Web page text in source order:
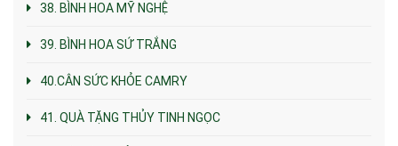
38. BÌNH HOA MỸ NGHỆ
39. BÌNH HOA SỨ TRẮNG
40.CÂN SỨC KHỎE CAMRY
41. QUÀ TẶNG THỦY TINH NGỌC